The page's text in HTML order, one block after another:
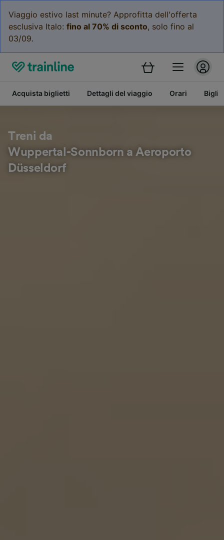
Viaggio estivo last minute? Approfitta dell'offerta
esclusiva Italo: fino al 70% di sconto, solo fino al
03/09.
Acquista biglietti Dettagli del viaggio Orari
Treni da
Wuppertal-Sonnborn a Aeroporto
Düsseldorf